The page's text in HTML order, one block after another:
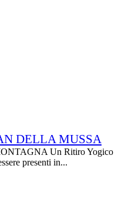
DELLA MUSSA
Un Ritiro Yogico
presenti in...